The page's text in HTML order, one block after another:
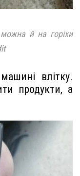
й на горіхи
влітку.
продукти, а